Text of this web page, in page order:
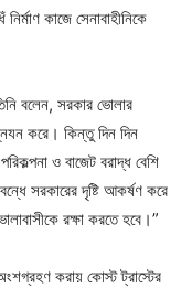
কাজে সেনাবাহীনিকে
বলেন, সরকার ভোলার
করে। কিন্তু দিন দিন
ও বাজেট বরাদ্ধ বেশি
সরকারের দৃষ্টি আকর্ষণ করে
রক্ষা করতে হবে।”
করায় কোস্ট ট্রাস্টের